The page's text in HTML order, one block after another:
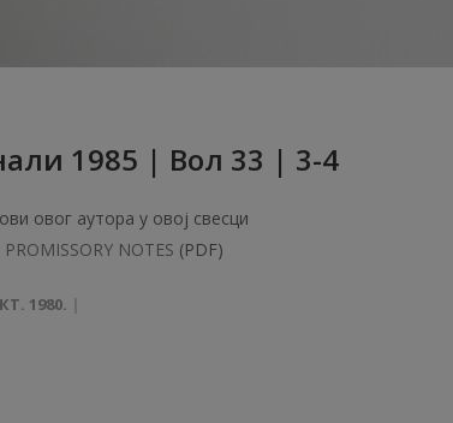
1985 | Вол 33 | 3-4
овог аутора у овој свесци
PROMISSORY NOTES (PDF)
1980.